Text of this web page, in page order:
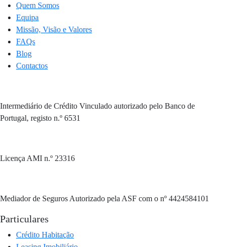
Quem Somos
Equipa
Missão, Visão e Valores
FAQs
Blog
Contactos
Intermediário de Crédito Vinculado autorizado pelo Banco de
Portugal, registo n.º 6531
Licença AMI n.º 23316
Mediador de Seguros Autorizado pela ASF com o nº 4424584101
Particulares
Crédito Habitação